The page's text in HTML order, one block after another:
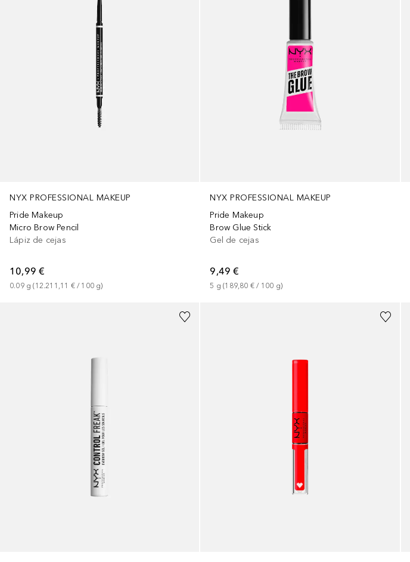
NYX PROFESSIONAL MAKEUP
Pride Makeup
Micro Brow Pencil
Lápiz de cejas
10,99 €
0.09 g (12.211,11 € / 100 g)
NYX PROFESSIONAL MAKEUP
Pride Makeup
Brow Glue Stick
Gel de cejas
9,49 €
5 g (189,80 € / 100 g)
+14